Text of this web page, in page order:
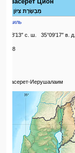
מְבַשֶּׂרֶת צִיּוֹן
Израиль
31°48′13″ с. ш. 35°09′17″ в. д.
24638
Мевасерет-Иерушалаим